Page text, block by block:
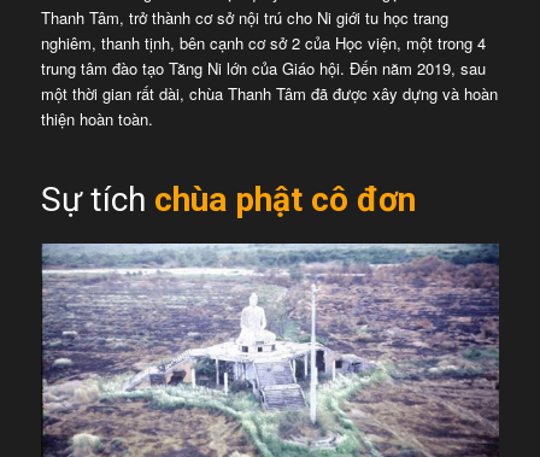
Thanh Tâm, trở thành cơ sở nội trú cho Ni giới tu học trang
nghiêm, thanh tịnh, bên cạnh cơ sở 2 của Học viện, một trong 4
trung tâm đào tạo Tăng Ni lớn của Giáo hội. Đến năm 2019, sau
một thời gian rất dài, chùa Thanh Tâm đã được xây dựng và hoàn
thiện hoàn toàn.
Sự tích chùa phật cô đơn